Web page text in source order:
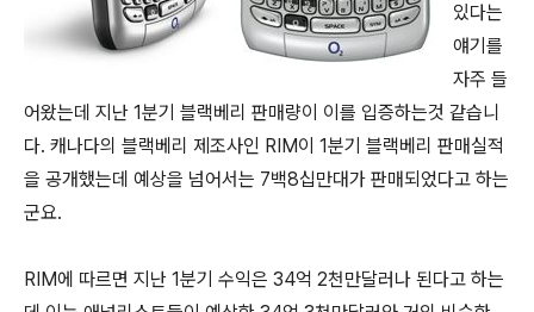
있다는
얘기를
자주 들
어왔는데 지난 1분기 블랙베리 판매량이 이를 입증하는것 같습니
다. 캐나다의 블랙베리 제조사인 RIM이 1분기 블랙베리 판매실적
을 공개했는데 예상을 넘어서는 7백8십만대가 판매되었다고 하는
군요.
RIM에 따르면 지난 1분기 수익은 34억 2천만달러나 된다고 하는